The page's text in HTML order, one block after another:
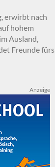
erwirbt nach
hohem
Ausland,
Freunde fürs
Anzeige